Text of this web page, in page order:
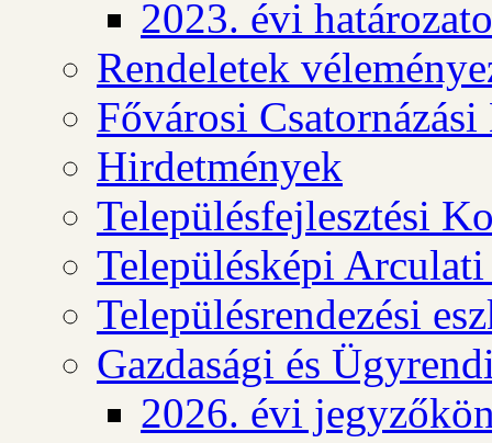
2023. évi
Rendeletek
Fővárosi
Hirdetmények
Településfejlesztési
Településképi
Településrendezési
Gazdasági és
2026. évi